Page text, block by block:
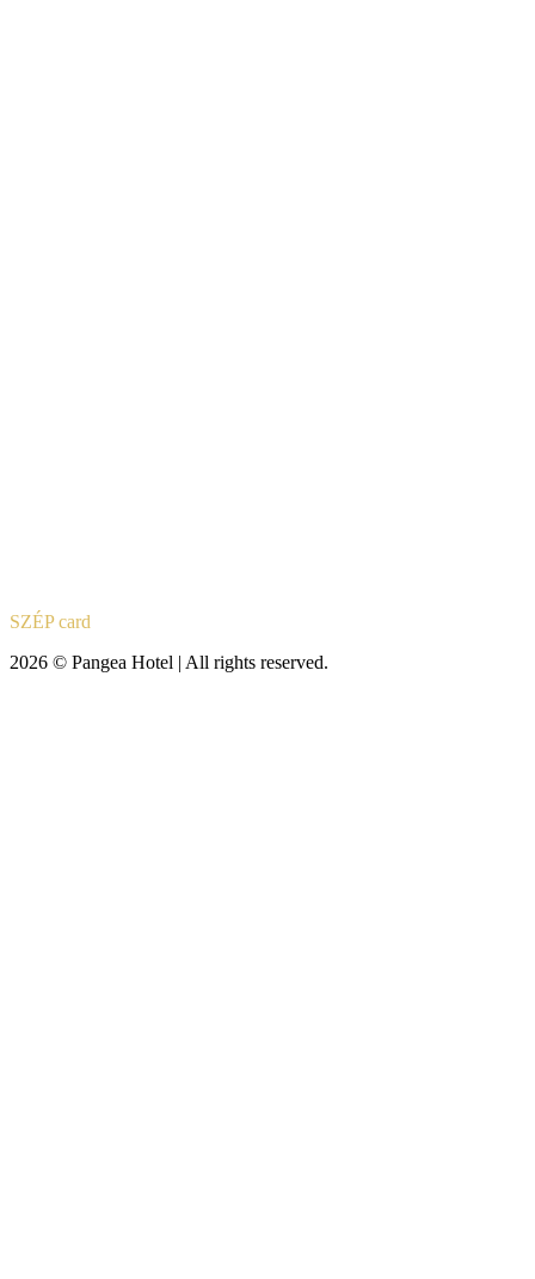
SZÉP card
2026 © Pangea Hotel | All rights reserved.